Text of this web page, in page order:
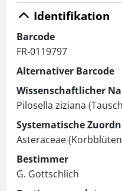
Identifikation
Barcode
FR-0119797
Alternativer Barcode
Wissenschaftlicher
Pilosella ziziana
Systematische
Asteraceae
Bestimmer
G. Gottschlich